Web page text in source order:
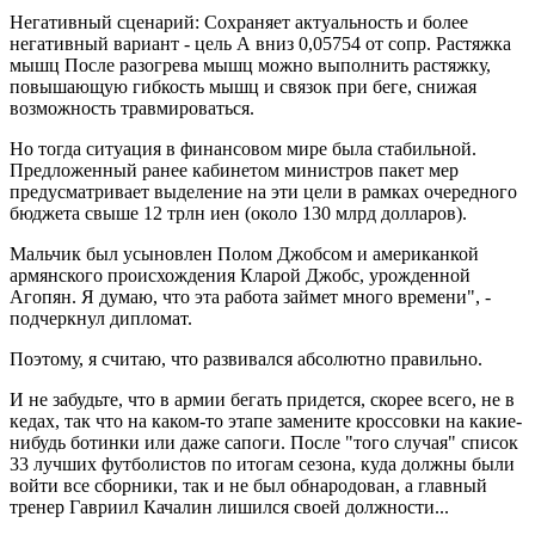
Негативный сценарий: Сохраняет актуальность и более
негативный вариант - цель А вниз 0,05754 от сопр. Растяжка
мышц После разогрева мышц можно выполнить растяжку,
повышающую гибкость мышц и связок при беге, снижая
возможность травмироваться.
Но тогда ситуация в финансовом мире была стабильной.
Предложенный ранее кабинетом министров пакет мер
предусматривает выделение на эти цели в рамках очередного
бюджета свыше 12 трлн иен (около 130 млрд долларов).
Мальчик был усыновлен Полом Джобсом и американкой
армянского происхождения Кларой Джобс, урожденной
Агопян. Я думаю, что эта работа займет много времени", -
подчеркнул дипломат.
Поэтому, я считаю, что развивался абсолютно правильно.
И не забудьте, что в армии бегать придется, скорее всего, не в
кедах, так что на каком-то этапе замените кроссовки на какие-
нибудь ботинки или даже сапоги. После "того случая" список
33 лучших футболистов по итогам сезона, куда должны были
войти все сборники, так и не был обнародован, а главный
тренер Гавриил Качалин лишился своей должности...